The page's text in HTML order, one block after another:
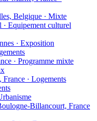
Belgique · Mixte
· Equipement culturel
· Exposition
· Programme mixte
France · Logements
Billancourt, France